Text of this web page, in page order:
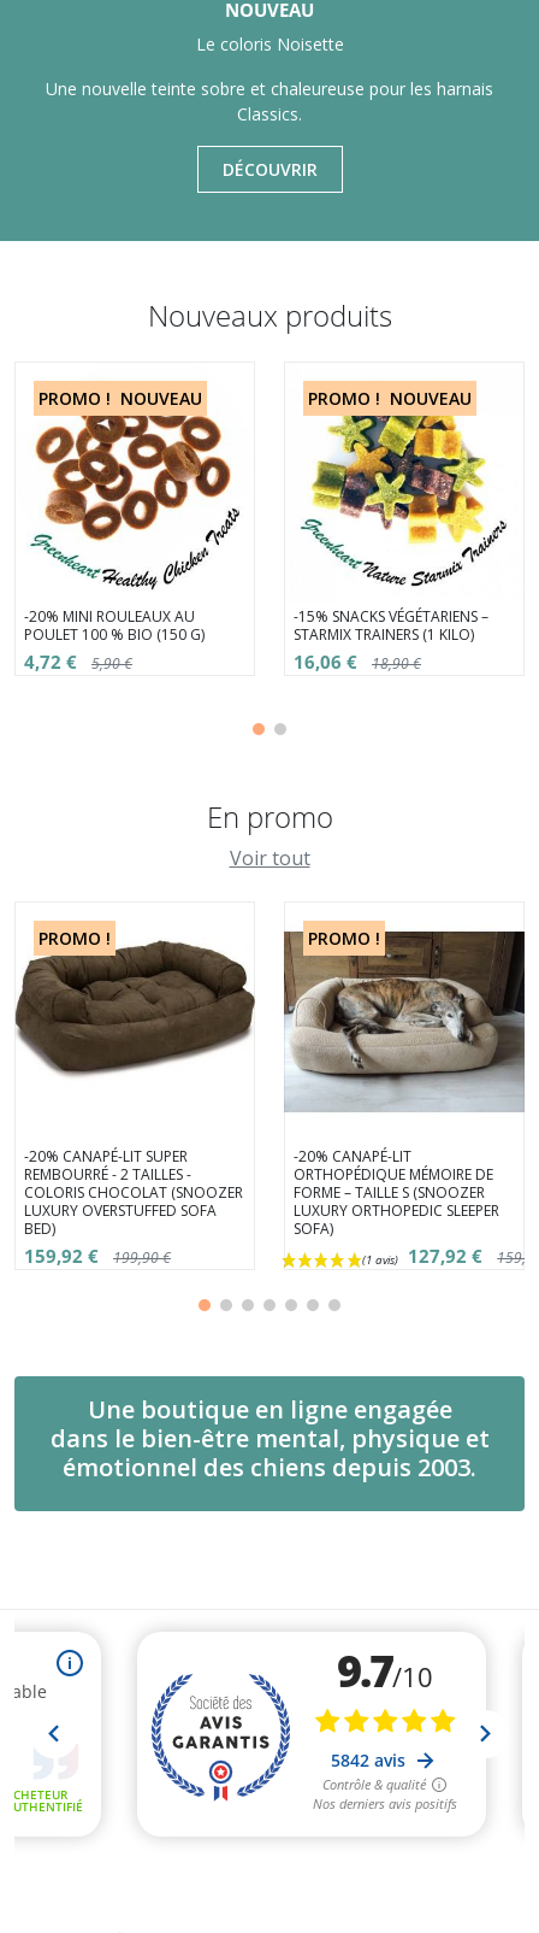
NOUVEAU
Le coloris Noisette
Une nouvelle teinte sobre et chaleureuse pour les harnais
Classics.
DÉCOUVRIR
Nouveaux produits
PROMO ! NOUVEAU
-20% MINI ROULEAUX AU
POULET 100 % BIO (150 G)
4,72 € 5,90 €
PROMO ! NOUVEAU
-15% SNACKS VÉGÉTARIENS –
STARMIX TRAINERS (1 KILO)
16,06 € 18,90 €
En promo
Voir tout
PROMO !
-20% CANAPÉ-LIT SUPER
REMBOURRÉ - 2 TAILLES -
COLORIS CHOCOLAT (SNOOZER
LUXURY OVERSTUFFED SOFA
BED)
159,92 € 199,90 €
PROMO !
-20% CANAPÉ-LIT
ORTHOPÉDIQUE MÉMOIRE DE
FORME – TAILLE S (SNOOZER
LUXURY ORTHOPEDIC SLEEPER
SOFA)
127,92 €
Une boutique en ligne engagée
dans le bien-être mental, physique et
émotionnel des chiens depuis 2003.